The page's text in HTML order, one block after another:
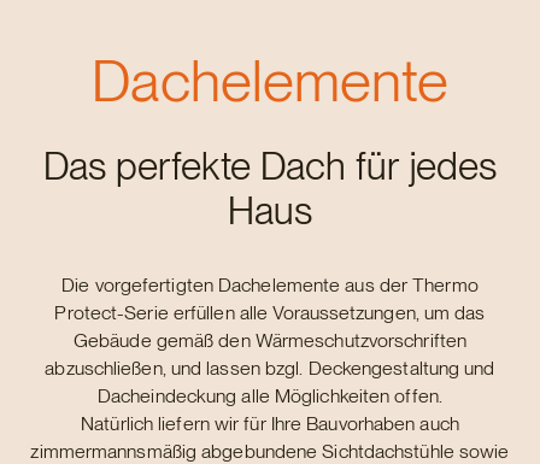
Dachelemente
Das perfekte Dach für jedes
Haus
Die vorgefertigten Dachelemente aus der Thermo
Protect-Serie erfüllen alle Voraussetzungen, um das
Gebäude gemäß den Wärmeschutzvorschriften
abzuschließen, und lassen bzgl. Deckengestaltung und
Dacheindeckung alle Möglichkeiten offen.
Natürlich liefern wir für Ihre Bauvorhaben auch
zimmermannsmäßig abgebundene Sichtdachstühle sowie